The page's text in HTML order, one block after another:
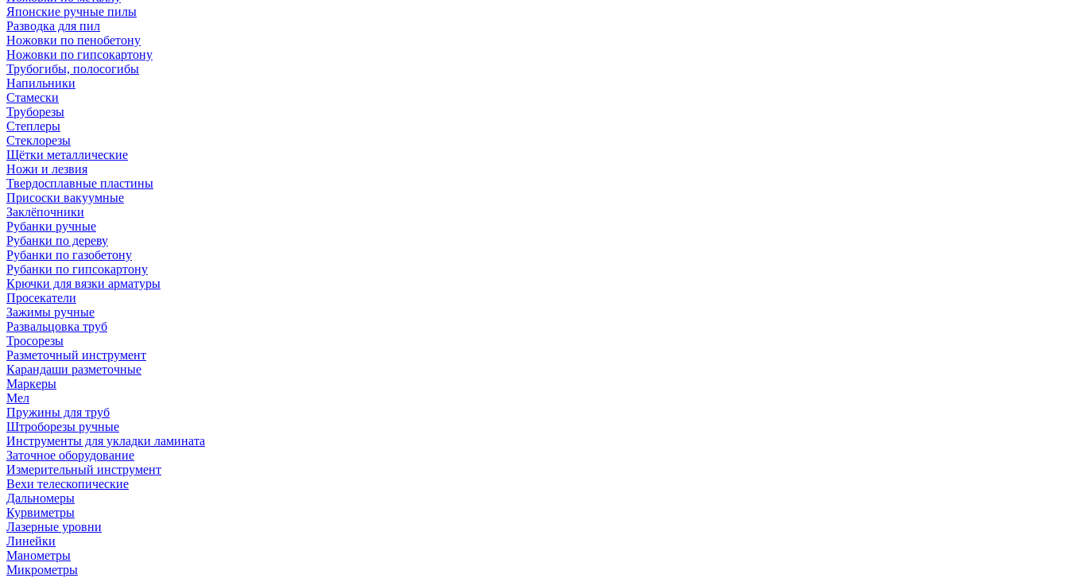
Японские ручные пилы
Разводка для пил
Ножовки по пенобетону
Ножовки по гипсокартону
Трубогибы, полосогибы
Напильники
Стамески
Труборезы
Степлеры
Стеклорезы
Щётки металлические
Ножи и лезвия
Твердосплавные пластины
Присоски вакуумные
Заклёпочники
Рубанки ручные
Рубанки по дереву
Рубанки по газобетону
Рубанки по гипсокартону
Крючки для вязки арматуры
Просекатели
Зажимы ручные
Развальцовка труб
Тросорезы
Разметочный инструмент
Карандаши разметочные
Маркеры
Мел
Пружины для труб
Штроборезы ручные
Инструменты для укладки ламината
Заточное оборудование
Измерительный инструмент
Вехи телескопические
Дальномеры
Курвиметры
Лазерные уровни
Линейки
Манометры
Микрометры